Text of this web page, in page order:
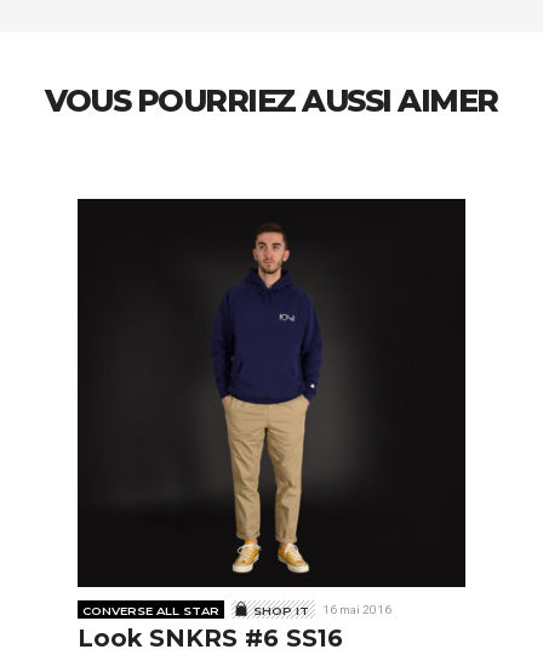
VOUS POURRIEZ AUSSI AIMER
CONVERSE ALL STAR SHOP IT 16 mai 2016
Look SNKRS #6 SS16